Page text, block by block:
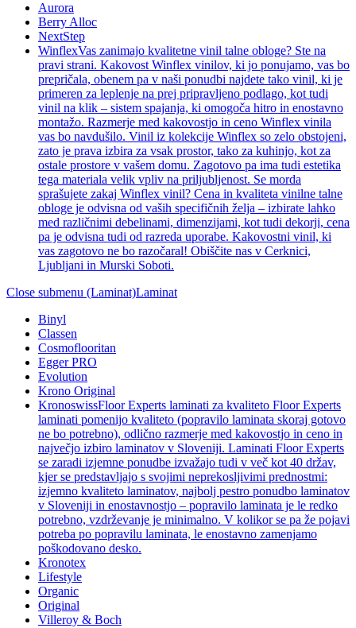
Aurora
Berry Alloc
NextStep
WinflexVas zanimajo kvalitetne vinil talne obloge? Ste na
pravi strani. Kakovost Winflex vinilov, ki jo ponujamo, vas bo
prepričala, obenem pa v naši ponudbi najdete tako vinil, ki je
primeren za leplenje na prej pripravljeno podlago, kot tudi
vinil na klik – sistem spajanja, ki omogoča hitro in enostavno
montažo. Razmerje med kakovostjo in ceno Winflex vinila
vas bo navdušilo. Vinil iz kolekcije Winflex so zelo obstojeni,
zato je prava izbira za vsak prostor, tako za kuhinjo, kot za
ostale prostore v vašem domu. Zagotovo pa ima tudi estetika
tega materiala velik vpliv na priljubljenost. Se morda
sprašujete zakaj Winflex vinil? Cena in kvaliteta vinilne talne
obloge je odvisna od vaših specifičnih želja – izbirate lahko
med različnimi debelinami, dimenzijami, kot tudi dekorji, cena
pa je odvisna tudi od razreda uporabe. Kakovostni vinil, ki
vas zagotovo ne bo razočaral! Obiščite nas v Cerknici,
Ljubljani in Murski Soboti.
Close submenu (Laminat)Laminat
Binyl
Classen
Cosmoflooritan
Egger PRO
Evolution
Krono Original
KronoswissFloor Experts laminati za kvaliteto Floor Experts
laminati pomenijo kvaliteto (popravilo laminata skoraj gotovo
ne bo potrebno), odlično razmerje med kakovostjo in ceno in
največjo izbiro laminatov v Sloveniji. Laminati Floor Experts
se zaradi izjemne ponudbe izvažajo tudi v več kot 40 držav,
kjer se predstavljajo s svojimi neprekosljivimi prednostmi:
izjemno kvaliteto laminatov, najbolj pestro ponudbo laminatov
v Sloveniji in enostavnostjo – popravilo laminata je le redko
potrebno, vzdrževanje je minimalno. V kolikor se pa že pojavi
potreba po popravilu laminata, le enostavno zamenjamo
poškodovano desko.
Kronotex
Lifestyle
Organic
Original
Villeroy & Boch